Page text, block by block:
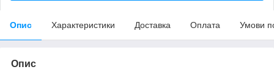
Опис Характеристики Доставка Оплата Умови
Опис